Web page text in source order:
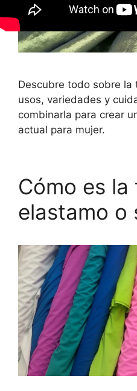
Descubre todo sobre
usos, variedades y
combinarla para crear
actual para mujer.
Cómo es la
elastamo o